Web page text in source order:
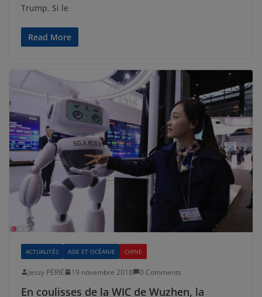
Trump. Si le
Read More
ACTUALITÉS ASIE ET OCÉANIE CHINE
Jessy PÉRIÉ 19 novembre 2018 0 Comments
En coulisses de la WIC de Wuzhen, la